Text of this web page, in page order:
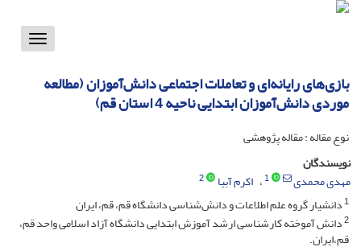
Toggle
بازی‌های رایانه‌ای و تعاملات اجتماعی دانش‌آموزان (مطالعه
موردی دانش‌آموزان ابتدایی ناحیه 4 استان قم)
نوع مقاله : مقاله پژوهشی
نویسندگان
مهدی محمدی
1 اکرم آبیا
2
1دانشیار گروه علم اطلاعات و دانش‌شناسی دانشگاه قم، قم، ایران
2دانش آموخته کارشناسی ارشد آموزش ابتدایی دانشگاه آزاد اسلامی واحد قم،
قم،ایران.